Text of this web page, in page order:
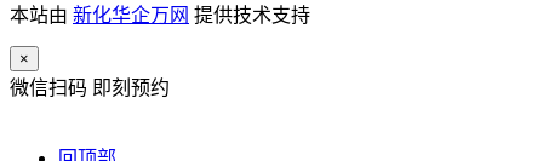
本站由 新化华企万网 提供技术支持
×
微信扫码 即刻预约